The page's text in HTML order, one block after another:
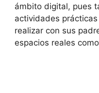
ámbito digital, pues
actividades
realizar con sus
espacios reales